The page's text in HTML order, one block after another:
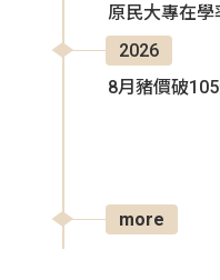
原民大專在
2026
8月豬價破
more